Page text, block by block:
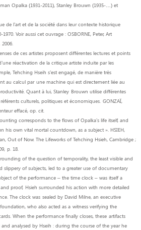
Opalka (1931-2011), Stanley Brouwn (1935-…) et
de l’art et de la société dans leur contexte historique
1970. Voir aussi cet ouvrage : OSBORNE, Peter, Art
2006.
de ces artistes proposent différentes lectures et points
réactivation de la critique artiste induite par les
Tehching Hseih s’est engagé, de manière très
au calcul par une machine qui est directement liée au
Quant à lui, Stanley Brouwn utilise différentes
culturels, politiques et économiques. GONZAÏ,
effacé, op. cit.
corresponds to the flows of Opalka’s life itself, and
his own vital mortal countdown, as a subject ». HSIEH,
Out of Now. The Lifeworks of Tehching Hsieh, Cambridge ;
p. 18.
of the question of temporality, the least visible and
slippery of subjects, led to a greater use of documentary
of the performance – the time clock – was itself a
proof, Hsieh surrounded his action with more detailed
The clock was sealed by David Milne, an executive
who also acted as a witness verifying the
When the performance finally closes, these artifacts
analysed by Hseih : during the course of the year he